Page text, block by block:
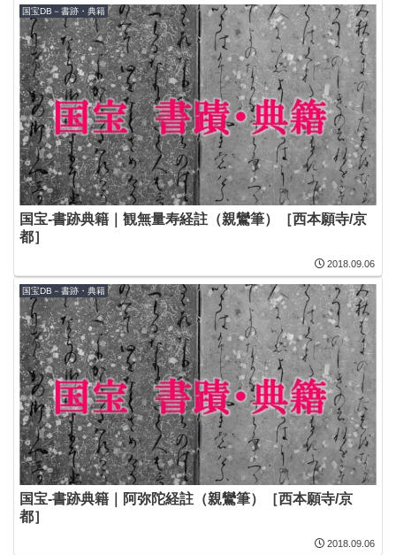
国宝DB－書跡・典籍
国宝-書跡典籍｜観無量寿経註（親鸞筆）［西本願寺/京
都］
2018.09.06
国宝DB－書跡・典籍
国宝-書跡典籍｜阿弥陀経註（親鸞筆）［西本願寺/京
都］
2018.09.06